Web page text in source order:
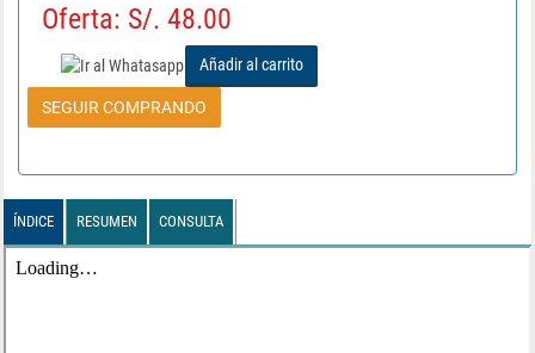
Oferta: S/. 48.00
Añadir al carrito
SEGUIR COMPRANDO
ÍNDICE RESUMEN CONSULTA